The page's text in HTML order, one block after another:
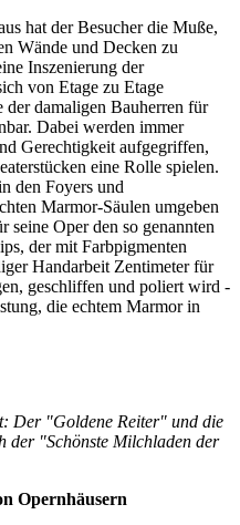
hat der Besucher die Muße,
Wände und Decken zu
Inszenierung der
von Etage zu Etage
damaligen Bauherren für
Dabei werden immer
Gerechtigkeit aufgegriffen,
eine Rolle spielen.
den Foyers und
Marmor-Säulen umgeben
seine Oper den so genannten
der mit Farbpigmenten
Handarbeit Zentimeter für
geschliffen und poliert wird -
die echtem Marmor in
Der "Goldene Reiter" und die
der "Schönste Milchladen der
Opernhäusern